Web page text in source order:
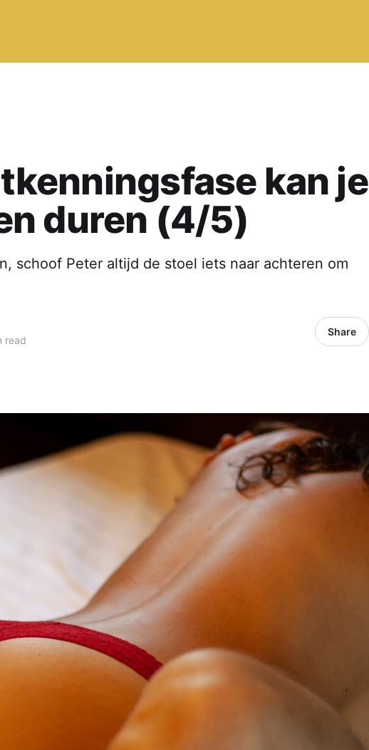
kan je
duren (4/5)
schoof Peter altijd de stoel iets naar achteren om
read
Share